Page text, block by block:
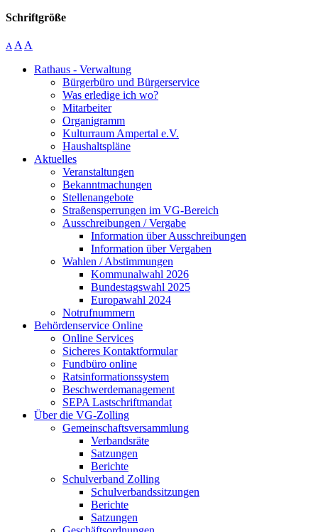
Schriftgröße
A A A
Rathaus - Verwaltung
Bürgerbüro und Bürgerservice
Was erledige ich wo?
Mitarbeiter
Organigramm
Kulturraum Ampertal e.V.
Haushaltspläne
Aktuelles
Veranstaltungen
Bekanntmachungen
Stellenangebote
Straßensperrungen im VG-Bereich
Ausschreibungen / Vergabe
Information über Ausschreibungen
Information über Vergaben
Wahlen / Abstimmungen
Kommunalwahl 2026
Bundestagswahl 2025
Europawahl 2024
Notrufnummern
Behördenservice Online
Online Services
Sicheres Kontaktformular
Fundbüro online
Ratsinformationssystem
Beschwerdemanagement
SEPA Lastschriftmandat
Über die VG-Zolling
Gemeinschaftsversammlung
Verbandsräte
Satzungen
Berichte
Schulverband Zolling
Schulverbandssitzungen
Berichte
Satzungen